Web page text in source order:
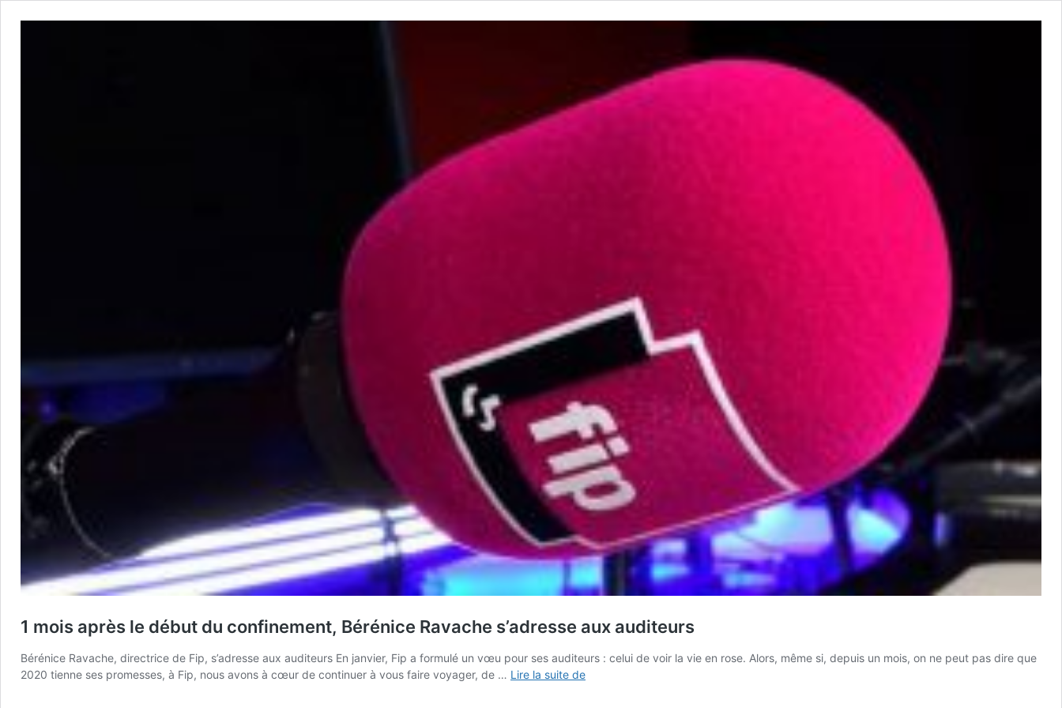
1 mois après le début du confinement, Bérénice Ravache s’adresse aux auditeurs
Bérénice Ravache, directrice de Fip, s’adresse aux auditeurs En janvier, Fip a formulé un vœu pour ses auditeurs : celui de voir la vie en rose. Alors, même si, depuis un mois, on ne peut pas dire que
2020 tienne ses promesses, à Fip, nous avons à cœur de continuer à vous faire voyager, de … Lire la suite de1